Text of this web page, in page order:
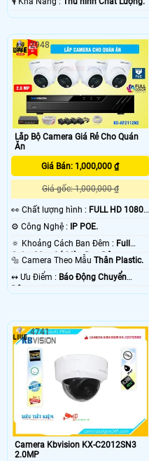
Lắp Bộ Camera Giá Rẻ Cho Quán
Ăn
Giá Bán: 1,000,000 ₫
Giá gốc: 1,000,000 ₫
️👀 Chất lượng hình : FULL HD 1080P
⚙ Công Nghệ : IP POE.
🔅 Khoảng Cách Ban Đêm : Full
Color 20m Có Màu Ban Ðêm.
🔩 Camera Theo Mẫu Thân Plastic.
️↭ Ưu Điểm : Báo Động Chuyển
Động.
2948
Camera Kbvision KX-C2012SN3
2.0MP
4741